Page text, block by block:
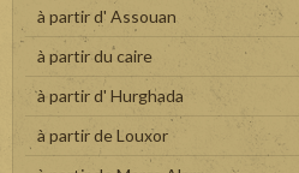
à partir d' Assouan
à partir du caire
à partir d' Hurghada
à partir de Louxor